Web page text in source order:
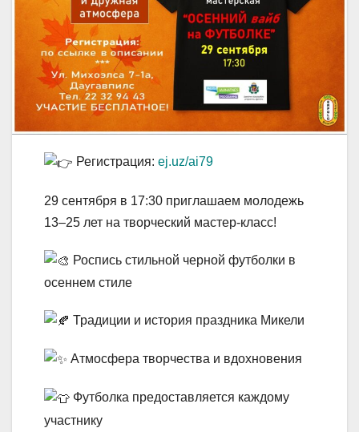
Регистрация: ej.uz/ai79
29 сентября в 17:30 приглашаем молодежь
13–25 лет на творческий мастер-класс!
Роспись стильной черной футболки в
осеннем стиле
Традиции и история праздника Микели
Атмосфера творчества и вдохновения
Футболка предоставляется каждому
участнику